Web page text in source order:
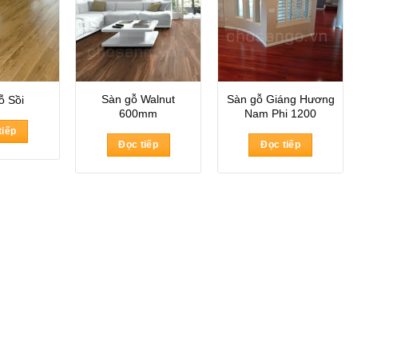
Sồi
Sàn gỗ Walnut
600mm
Đọc tiếp
Sàn gỗ Giáng Hương
Nam Phi 1200
Đọc tiếp